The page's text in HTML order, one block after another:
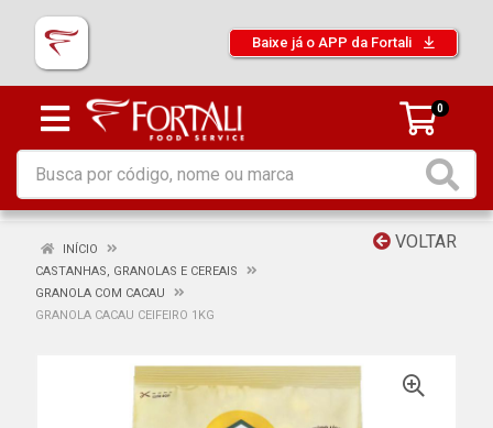
Baixe já o APP da Fortali
0
VOLTAR
INÍCIO
CASTANHAS, GRANOLAS E CEREAIS
GRANOLA COM CACAU
GRANOLA CACAU CEIFEIRO 1KG